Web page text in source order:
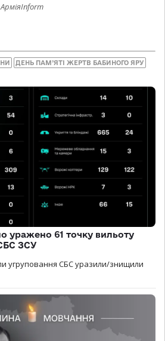
ДЕНЬ ПАМ’ЯТІ ЖЕРТВ БАБИНОГО ЯРУ
уражено 61 точку вильоту
ЗСУ
угруповання СБС уразили/знищили